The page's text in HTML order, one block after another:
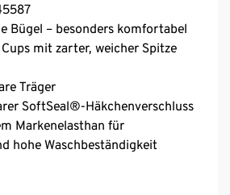
Bügel – besonders komfortabel
mit zarter, weicher Spitze
Träger
SoftSeal®-Häkchenverschluss
Markenelasthan für
hohe Waschbeständigkeit
Mesh-Zonen für besonders